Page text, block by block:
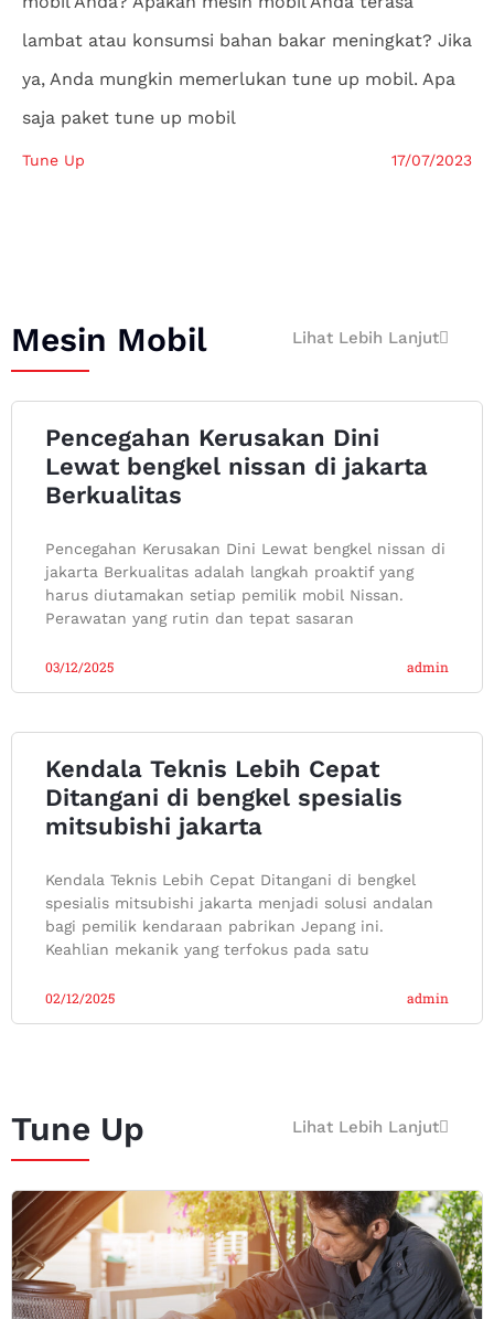
lambat atau konsumsi bahan bakar meningkat? Jika
ya, Anda mungkin memerlukan tune up mobil. Apa
saja paket tune up mobil
Tune Up 17/07/2023
Mesin Mobil Lihat Lebih Lanjut
Pencegahan Kerusakan Dini
Lewat bengkel nissan di jakarta
Berkualitas
Pencegahan Kerusakan Dini Lewat bengkel nissan di
jakarta Berkualitas adalah langkah proaktif yang
harus diutamakan setiap pemilik mobil Nissan.
Perawatan yang rutin dan tepat sasaran
admin
03/12/2025
Kendala Teknis Lebih Cepat
Ditangani di bengkel spesialis
mitsubishi jakarta
Kendala Teknis Lebih Cepat Ditangani di bengkel
spesialis mitsubishi jakarta menjadi solusi andalan
bagi pemilik kendaraan pabrikan Jepang ini.
Keahlian mekanik yang terfokus pada satu
admin
02/12/2025
Tune Up Lihat Lebih Lanjut